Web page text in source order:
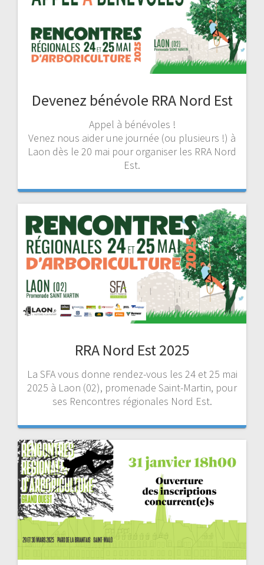
Devenez bénévole RRA Nord Est
Appel à bénévoles !
Venez nous aider une journée (ou plusieurs !) à
Laon dès le 20 mai pour organiser les RRA Nord
Est.
RRA Nord Est 2025
La SFA vous donne rendez-vous les 24 et 25 mai
2025 à Laon (02), promenade Saint-Martin, pour
ses Rencontres régionales Nord Est.